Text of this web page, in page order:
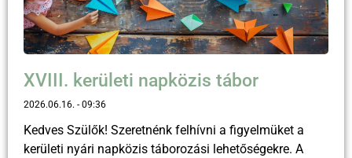
XVIII. kerületi napközis tábor
2026.06.16. 09:36
Kedves Szülők! Szeretnénk felhívni a figyelmüket a
kerületi nyári napközis táborozási lehetőségekre. A